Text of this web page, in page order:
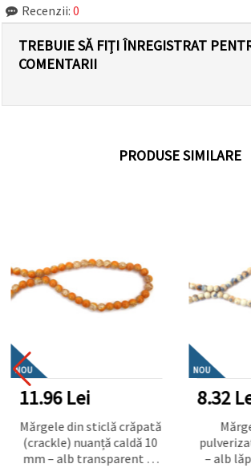
Recenzii: 0
TREBUIE SĂ FIȚI ÎNREGISTRAT
COMENTARII
PRODUSE SIMILARE
NOU
11.96 Lei
Mărgele din sticlă crăpată
(crackle) nuanță caldă 10
mm – alb transparent cu
NOU
8.32
– alb